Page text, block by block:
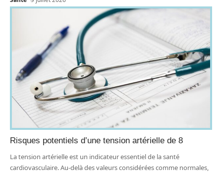
Risques potentiels d’une tension artérielle de 8
La tension artérielle est un indicateur essentiel de la santé
cardiovasculaire. Au-delà des valeurs considérées comme normales,